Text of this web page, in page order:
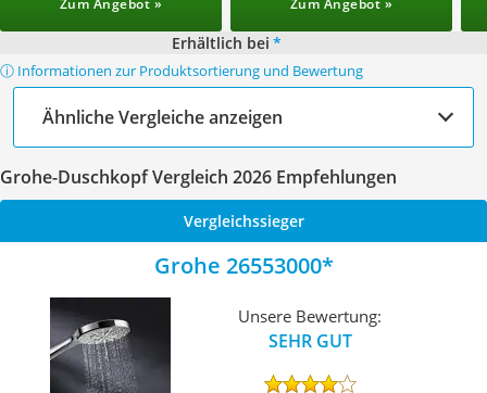
Zum Angebot » Zum Angebot »
Erhältlich bei *
ⓘ Informationen zur Produktsortierung und Bewertung
Ähnliche Vergleiche anzeigen
Grohe-Duschkopf Vergleich 2026 Empfehlungen
Vergleichssieger
Grohe 26553000
Unsere Bewertung:
SEHR GUT